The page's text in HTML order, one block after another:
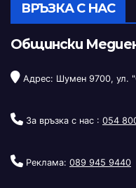
ВРЪЗКА С НАС
Общински
Адрес: Шумен 9700, ул.
За връзка с нас : 054
Реклама: 089 945 9440